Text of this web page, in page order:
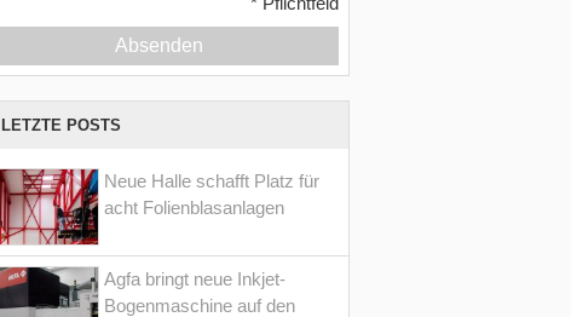
Absenden
LETZTE POSTS
Neue Halle schafft Platz für
acht Folienblasanlagen
Agfa bringt neue Inkjet-
Bogenmaschine auf den